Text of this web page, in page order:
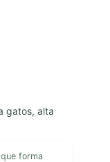
gatos, alta
forma